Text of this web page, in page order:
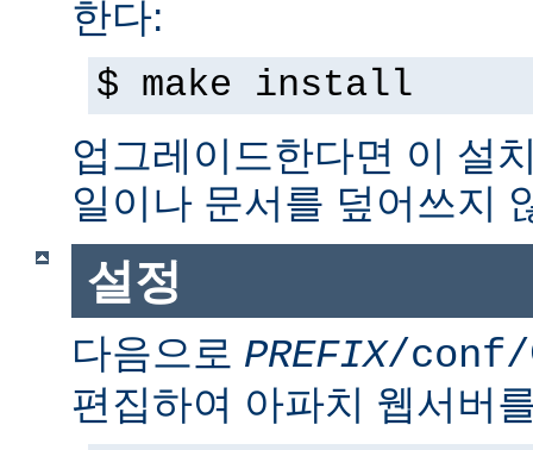
한다:
$ make install
업그레이드한다면 이 설
일이나 문서를 덮어쓰지
설정
다음으로 PREFIX/conf/
편집하여 아파치 웹서버